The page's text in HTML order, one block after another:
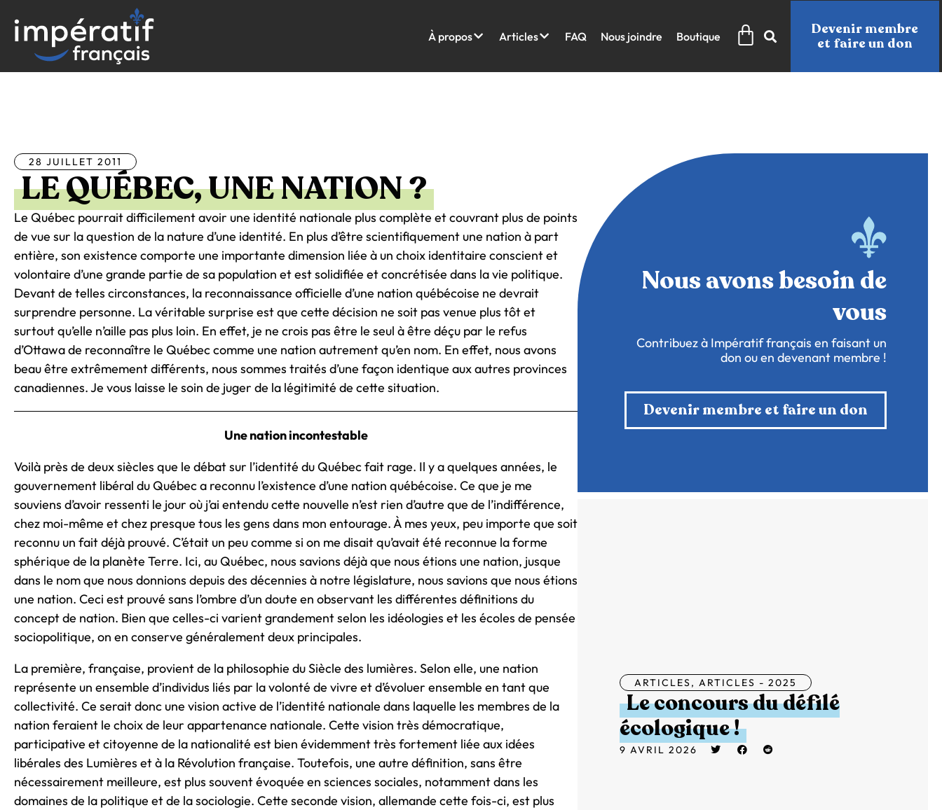
contenu
À propos Articles FAQ Nous joindre Boutique Panier
Devenir membre
et faire un don
28 JUILLET 2011
LE QUÉBEC, UNE NATION ?
Le Québec pourrait difficilement avoir une identité nationale plus complète et couvrant plus de points
de vue sur la question de la nature d’une identité. En plus d’être scientifiquement une nation à part
entière, son existence comporte une importante dimension liée à un choix identitaire conscient et
volontaire d’une grande partie de sa population et est solidifiée et concrétisée dans la vie politique.
Devant de telles circonstances, la reconnaissance officielle d’une nation québécoise ne devrait
surprendre personne. La véritable surprise est que cette décision ne soit pas venue plus tôt et
surtout qu’elle n’aille pas plus loin. En effet, je ne crois pas être le seul à être déçu par le refus
d’Ottawa de reconnaître le Québec comme une nation autrement qu’en nom. En effet, nous avons
beau être extrêmement différents, nous sommes traités d’une façon identique aux autres provinces
canadiennes. Je vous laisse le soin de juger de la légitimité de cette situation.
Une nation incontestable
Voilà près de deux siècles que le débat sur l’identité du Québec fait rage. Il y a quelques années, le
gouvernement libéral du Québec a reconnu l’existence d’une nation québécoise. Ce que je me
souviens d’avoir ressenti le jour où j’ai entendu cette nouvelle n’est rien d’autre que de l’indifférence,
chez moi-même et chez presque tous les gens dans mon entourage. À mes yeux, peu importe que soit
reconnu un fait déjà prouvé. C’était un peu comme si on me disait qu’avait été reconnue la forme
sphérique de la planète Terre. Ici, au Québec, nous savions déjà que nous étions une nation, jusque
dans le nom que nous donnions depuis des décennies à notre législature, nous savions que nous étions
une nation. Ceci est prouvé sans l’ombre d’un doute en observant les différentes définitions du
concept de nation. Bien que celles-ci varient grandement selon les idéologies et les écoles de pensée
sociopolitique, on en conserve généralement deux principales.
La première, française, provient de la philosophie du Siècle des lumières. Selon elle, une nation
représente un ensemble d’individus liés par la volonté de vivre et d’évoluer ensemble en tant que
collectivité. Ce serait donc une vision active de l’identité nationale dans laquelle les membres de la
nation feraient le choix de leur appartenance nationale. Cette vision très démocratique,
participative et citoyenne de la nationalité est bien évidemment très fortement liée aux idées
libérales des Lumières et à la Révolution française. Toutefois, une autre définition, sans être
nécessairement meilleure, est plus souvent évoquée en sciences sociales, notamment dans les
domaines de la politique et de la sociologie. Cette seconde vision, allemande cette fois-ci, est plus
Nous avons besoin de
vous
Contribuez à Impératif français en faisant un
don ou en devenant membre !
Devenir membre et faire un don
ARTICLES, ARTICLES - 2025
Le concours du défilé
écologique !
9 AVRIL 2026